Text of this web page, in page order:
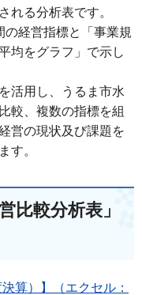
れる分析表です。
経営指標と「事業規
均をグラフ」で示し
活用し、うるま市水
較、複数の指標を組
営の現状及び課題を
す。
比較分析表」
算）】（エクセル：